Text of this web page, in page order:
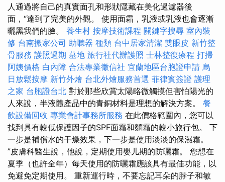
人通過將自己的真實面孔和形狀隱藏在美化過濾器後
面，“達到了完美的外觀。 使用面霜，乳液或乳液也會逐漸
曬黑我們的臉。 養生村 按摩技術課程 關鍵字搜尋 室內裝
修 台南搬家公司 助聽器 種類 台中居家清潔 雙眼皮 新竹整
骨服務 護照過期 墓地 旅行社代辦護照 士林整復療程 打掃
阿姨價格 白內障 合法專業徵信社 宜蘭地區台胞證申請 烏
日放鬆按摩 新竹外燴 台北外燴服務首選 菲律賓簽證 護理
之家 台胞證台北 對於那些欣賞太陽略微觸摸但害怕陽光的
人來說，半液體產品中的青銅材料是理想的解決方案。 餐
飲設備回收 專業會計事務所服務 在此價格範圍內，您可以
找到具有較低保護因子的SPF面霜和麵霜的較小旅行包。 下
一步是補償水的干燥效果，下一步是使用淡淡的保濕霜。
”皮膚科醫生說，他說，定期使用嬰儿期的防曬霜。 您想在
夏季（也許全年）每天使用的防曬霜應該具有最佳功能，以
免避免定期使用。 重新運行時，不要忘記耳朵的脖子和敏